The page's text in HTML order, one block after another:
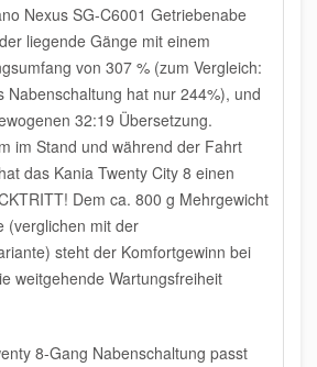
Nexus SG-C6001 Getriebenabe
liegende Gänge mit einem
von 307 % (zum Vergleich:
Nabenschaltung hat nur 244%), und
32:19 Übersetzung.
im Stand und während der Fahrt
das Kania Twenty City 8 einen
Dem ca. 800 g Mehrgewicht
(verglichen mit der
steht der Komfortgewinn bei
weitgehende Wartungsfreiheit
8-Gang Nabenschaltung passt